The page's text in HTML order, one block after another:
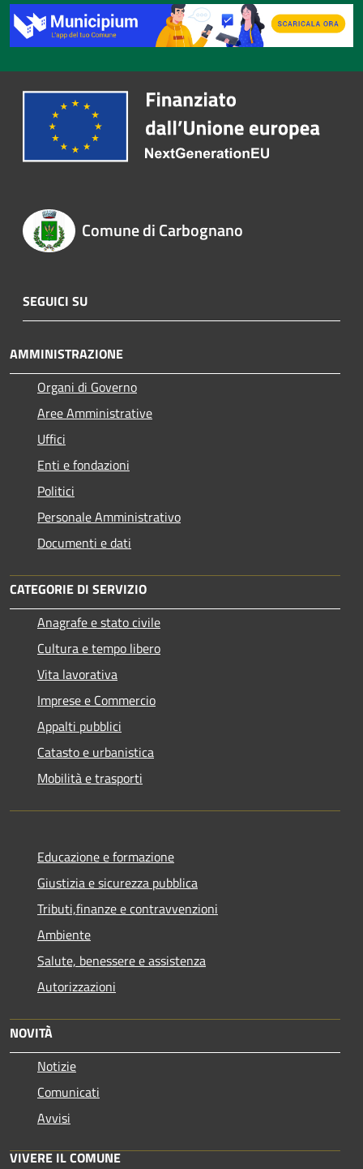
Comune di Carbognano
SEGUICI SU
AMMINISTRAZIONE
Organi di Governo
Aree Amministrative
Uffici
Enti e fondazioni
Politici
Personale Amministrativo
Documenti e dati
CATEGORIE DI SERVIZIO
Anagrafe e stato civile
Cultura e tempo libero
Vita lavorativa
Imprese e Commercio
Appalti pubblici
Catasto e urbanistica
Mobilità e trasporti
Educazione e formazione
Giustizia e sicurezza pubblica
Tributi,finanze e contravvenzioni
Ambiente
Salute, benessere e assistenza
Autorizzazioni
NOVITÀ
Notizie
Comunicati
Avvisi
VIVERE IL COMUNE